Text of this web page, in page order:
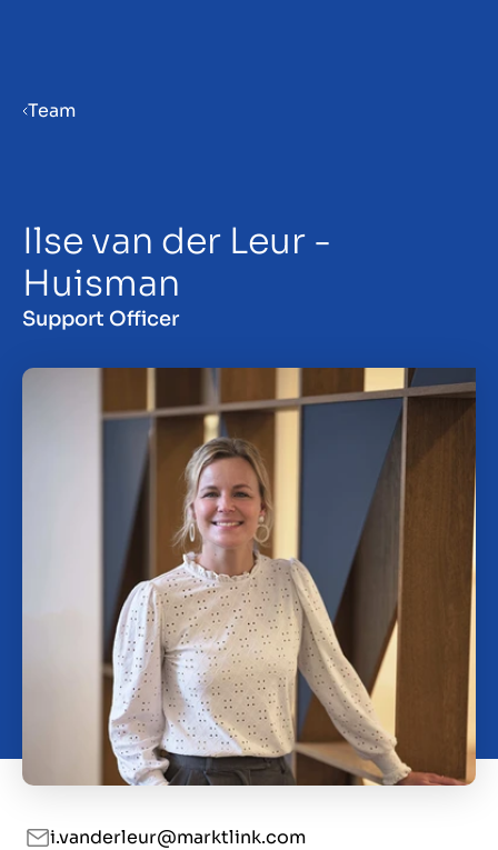
Prodaja poduzeća
Kupnja poduzeća
Uvidi
Team
Ilse van der Leur -
Huisman
Support Officer
i.vanderleur@marktlink.com